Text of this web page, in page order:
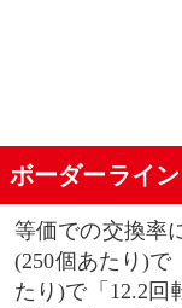
ボーダーライン
等価での交換率
(250個あたり)で
たり)で「12.2回